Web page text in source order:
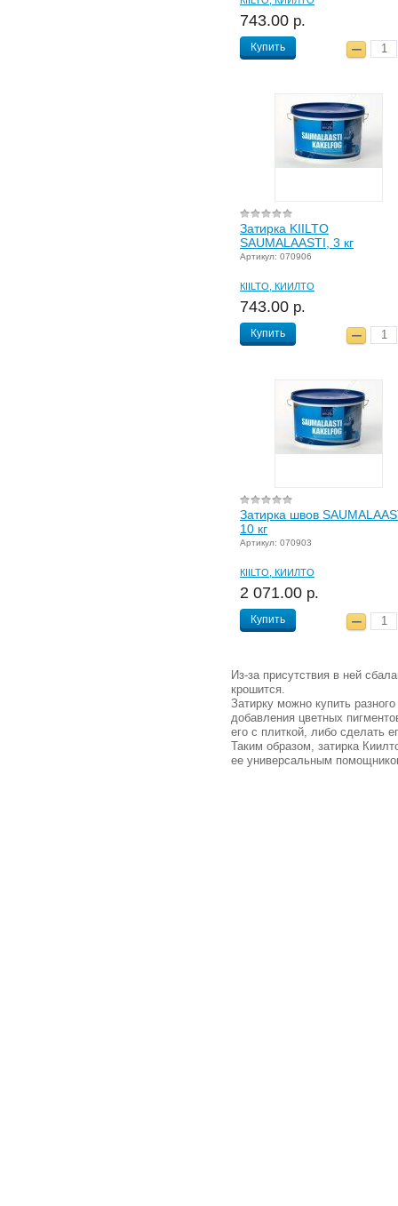
743.00 р.
Купить
Затирка KIILTO
SAUMALAASTI, 3 кг
Артикул: 070906
КIILTO, КИИЛТО
743.00 р.
Купить
Затирка швов
10 кг
Артикул: 070903
КIILTO, КИИЛТО
2 071.00 р.
Купить
Из-за присутствия в ней
крошится.
Затирку можно купить
добавления цветных
его с плиткой, либо сделать
Таким образом, затирка
ее универсальным